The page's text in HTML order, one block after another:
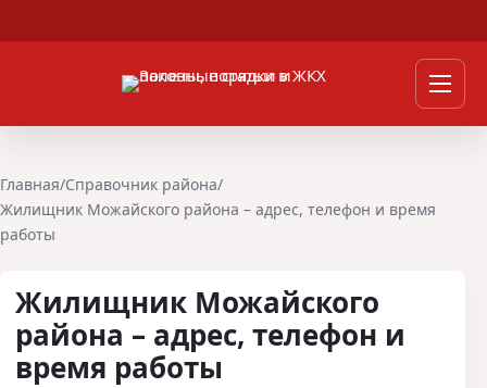
Меню
Главная/Справочник района/
Жилищник Можайского района – адрес, телефон и время
работы
Жилищник Можайского
района – адрес, телефон и
время работы